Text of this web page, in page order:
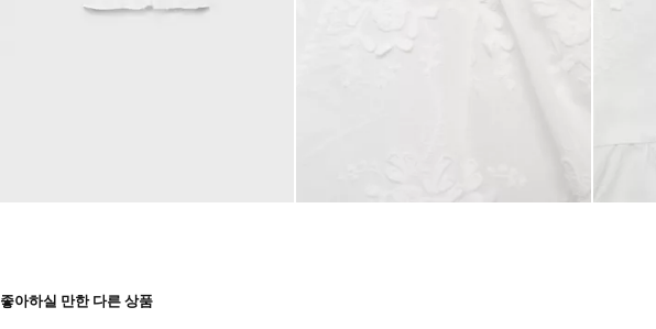
좋아하실 만한 다른 상품